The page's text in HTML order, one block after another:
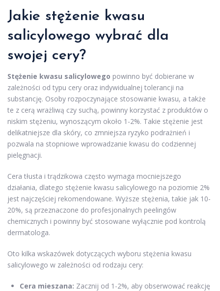
Jakie stężenie kwasu
salicylowego wybrać dla
swojej cery?
Stężenie kwasu salicylowego powinno być dobierane w
zależności od typu cery oraz indywidualnej tolerancji na
substancję. Osoby rozpoczynające stosowanie kwasu, a także
te z cerą wrażliwą czy suchą, powinny korzystać z produktów o
niskim stężeniu, wynoszącym około 1-2%. Takie stężenie jest
delikatniejsze dla skóry, co zmniejsza ryzyko podrażnień i
pozwala na stopniowe wprowadzanie kwasu do codziennej
pielęgnacji.
Cera tłusta i trądzikowa często wymaga mocniejszego
działania, dlatego stężenie kwasu salicylowego na poziomie 2%
jest najczęściej rekomendowane. Wyższe stężenia, takie jak 10-
20%, są przeznaczone do profesjonalnych peelingów
chemicznych i powinny być stosowane wyłącznie pod kontrolą
dermatologa.
Oto kilka wskazówek dotyczących wyboru stężenia kwasu
salicylowego w zależności od rodzaju cery:
Cera mieszana: Zacznij od 1-2%, aby obserwować reakcję